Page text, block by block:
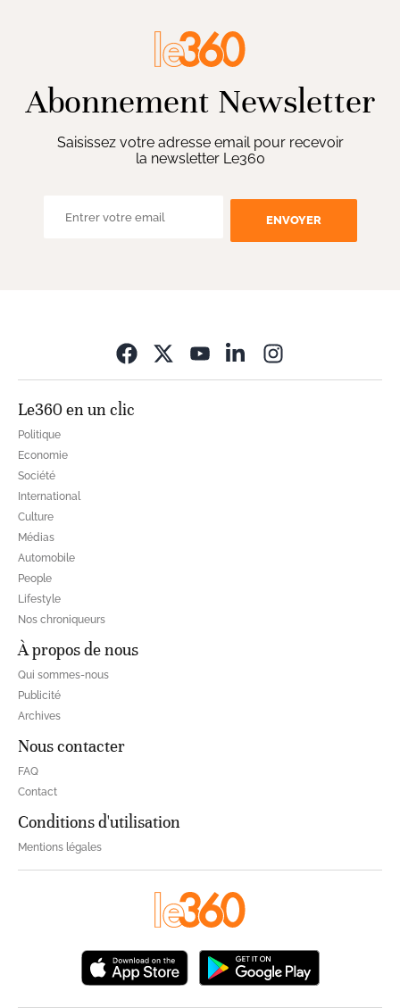
Abonnement Newsletter
Saisissez votre adresse email pour recevoir
la newsletter Le360
ENVOYER
Le360 en un clic
Politique
Economie
Société
International
Culture
Médias
Automobile
People
Lifestyle
Nos chroniqueurs
À propos de nous
Qui sommes-nous
Publicité
Archives
Nous contacter
FAQ
Contact
Conditions d'utilisation
Mentions légales